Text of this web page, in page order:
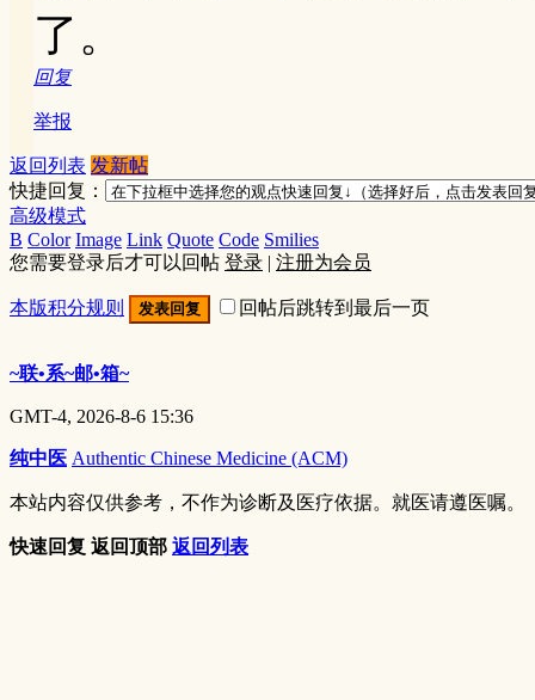
了。
回复
举报
返回列表 发新帖
快捷回复：
高级模式
B Color Image Link Quote Code Smilies
您需要登录后才可以回帖 登录 | 注册为会员
本版积分规则 发表回复 回帖后跳转到最后一页
~联•系~邮•箱~
GMT-4, 2026-8-6 15:36
纯中医 Authentic Chinese Medicine (ACM)
本站内容仅供参考，不作为诊断及医疗依据。就医请遵医嘱。
快速回复 返回顶部 返回列表